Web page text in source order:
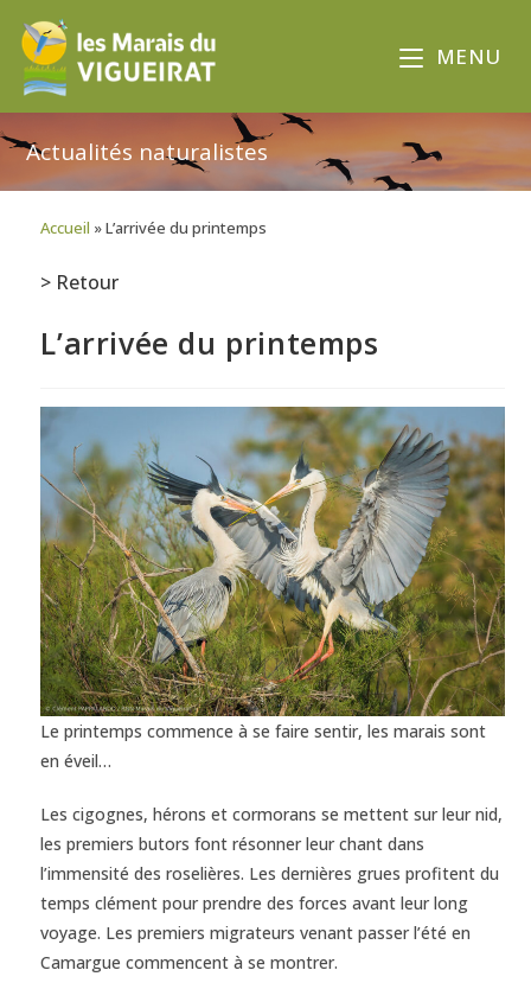
MENU
Actualités naturalistes
Accueil »L’arrivée du printemps
> Retour
L’arrivée du printemps
Le printemps commence à se faire sentir, les marais sont
en éveil…
Les cigognes, hérons et cormorans se mettent sur leur nid,
les premiers butors font résonner leur chant dans
l’immensité des roselières. Les dernières grues profitent du
temps clément pour prendre des forces avant leur long
voyage. Les premiers migrateurs venant passer l’été en
Camargue commencent à se montrer.